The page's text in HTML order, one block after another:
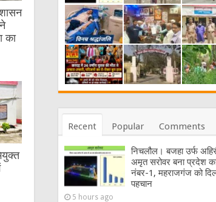
का
Recent Popular Comments
निचलौल। बजहा उर्फ
अमृत सरोवर बना प्रदेश
नंबर-1, महराजगंज को
पहचान
5 hours ago